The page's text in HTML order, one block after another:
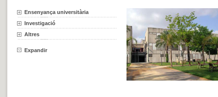
Ensenyança universitària
Investigació
Altres
Expandir